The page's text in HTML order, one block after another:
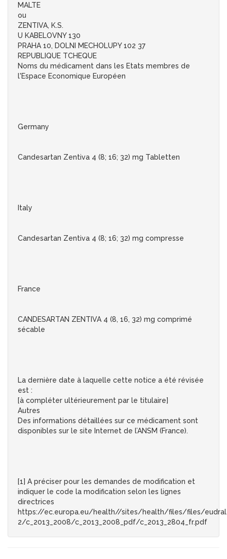
MALTE
ou
ZENTIVA, K.S.
U KABELOVNY 130
PRAHA 10, DOLNI MECHOLUPY 102 37
REPUBLIQUE TCHEQUE
Noms du médicament dans les Etats membres de
l'Espace Economique Européen
Germany
Candesartan Zentiva 4 (8; 16; 32) mg Tabletten
Italy
Candesartan Zentiva 4 (8; 16; 32) mg compresse
France
CANDESARTAN ZENTIVA 4 (8, 16, 32) mg comprimé
sécable
La dernière date à laquelle cette notice a été révisée
est :
[à compléter ultérieurement par le titulaire]
Autres
Des informations détaillées sur ce médicament sont
disponibles sur le site Internet de l’ANSM (France).
[1] A préciser pour les demandes de modification et
indiquer le code la modification selon les lignes
directrices
https://ec.europa.eu/health//sites/health/files/files/
2/c_2013_2008/c_2013_2008_pdf/c_2013_2804_fr.pdf